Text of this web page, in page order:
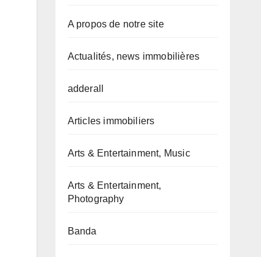
A propos de notre site
Actualités, news immobilières
adderall
Articles immobiliers
Arts & Entertainment, Music
Arts & Entertainment,
Photography
Banda